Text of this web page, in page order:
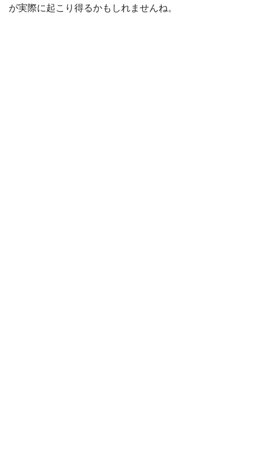
が実際に起こり得るかもしれませんね。